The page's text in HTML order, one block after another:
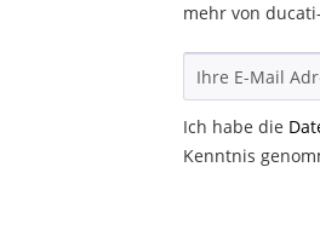
mehr von
Ich habe die
Kenntnis